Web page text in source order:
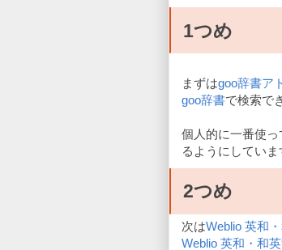
1つめ
まずはgoo辞書ア
goo辞書で検索で
個人的に一番使
るようにしていま
2つめ
次はWeblio 英和
Weblio 英和・和